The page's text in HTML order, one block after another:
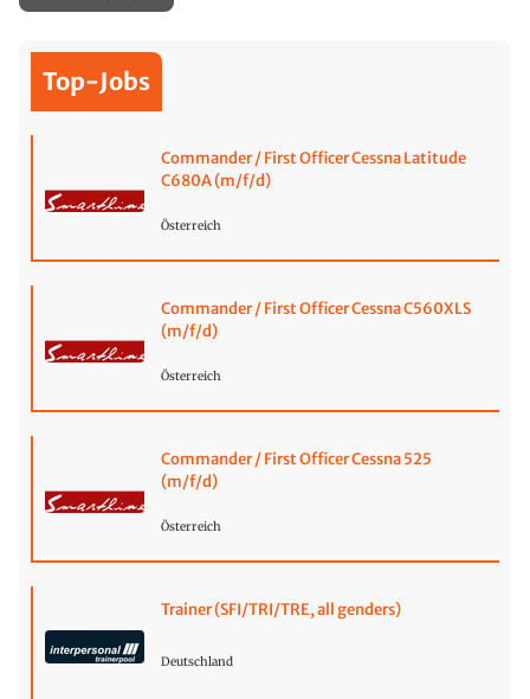
Top-Jobs
Commander / First Officer Cessna Latitude
C680A (m/f/d)
Österreich
Commander / First Officer Cessna C560XLS
(m/f/d)
Österreich
Commander / First Officer Cessna 525
(m/f/d)
Österreich
Trainer (SFI/TRI/TRE, all genders)
Deutschland